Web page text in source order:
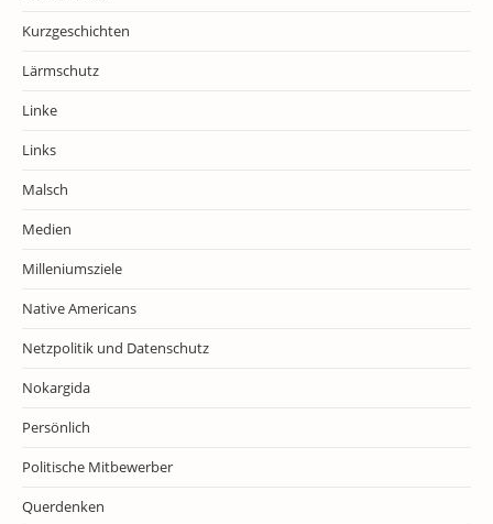
Kurzgeschichten
Lärmschutz
Linke
Links
Malsch
Medien
Milleniumsziele
Native Americans
Netzpolitik und Datenschutz
Nokargida
Persönlich
Politische Mitbewerber
Querdenken